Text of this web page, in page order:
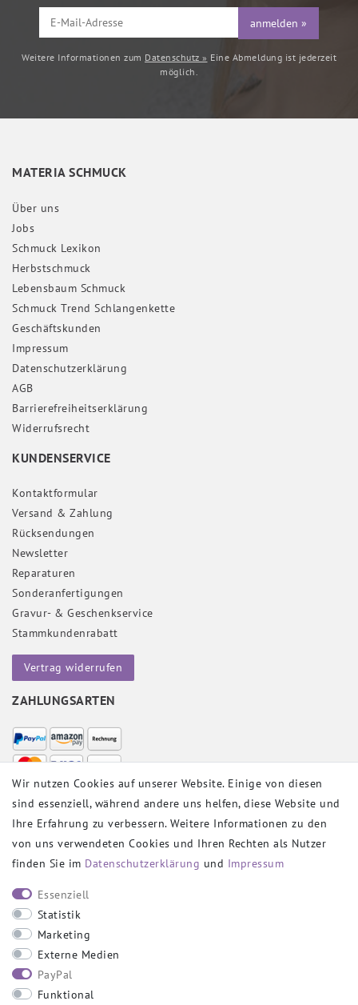
anmelden »
Weitere Informationen zum Datenschutz » Eine Abmeldung ist jederzeit
möglich.
MATERIA SCHMUCK
Über uns
Jobs
Schmuck Lexikon
Herbstschmuck
Lebensbaum Schmuck
Schmuck Trend Schlangenkette
Geschäftskunden
Impressum
Daten­schutz­erklärung
AGB
Barrierefreiheitserklärung
Widerrufs­recht
KUNDENSERVICE
Kontaktformular
Versand & Zahlung
Rücksendungen
Newsletter
Reparaturen
Sonderanfertigungen
Gravur- & Geschenkservice
Stammkundenrabatt
Vertrag widerrufen
ZAHLUNGSARTEN
VERSANDPARTNER
SOCIAL
SICHER EINKAUFEN
Wir nutzen Cookies auf unserer Website. Einige von diesen
sind essenziell, während andere uns helfen, diese Website und
Ihre Erfahrung zu verbessern. Weitere Informationen zu den
von uns verwendeten Cookies und Ihren Rechten als Nutzer
finden Sie im Daten­schutz­erklärung und Impressum
Essenziell
Statistik
Marketing
Externe Medien
PayPal
Funktional